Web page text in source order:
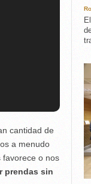
cantidad de
a menudo
favorece o nos
prendas sin